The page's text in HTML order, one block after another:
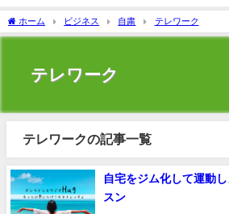
ホーム ビジネス 自粛 テレワーク
テレワーク
テレワークの記事一覧
自宅をジム化して運動
スン